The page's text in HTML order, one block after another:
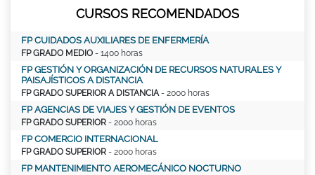
CURSOS RECOMENDADOS
FP CUIDADOS AUXILIARES DE ENFERMERÍA
FP GRADO MEDIO - 1400 horas
FP GESTIÓN Y ORGANIZACIÓN DE RECURSOS NATURALES Y
PAISAJÍSTICOS A DISTANCIA
FP GRADO SUPERIOR A DISTANCIA- 2000 horas
FP AGENCIAS DE VIAJES Y GESTIÓN DE EVENTOS
FP GRADO SUPERIOR - 2000 horas
FP COMERCIO INTERNACIONAL
FP GRADO SUPERIOR - 2000 horas
FP MANTENIMIENTO AEROMECÁNICO NOCTURNO